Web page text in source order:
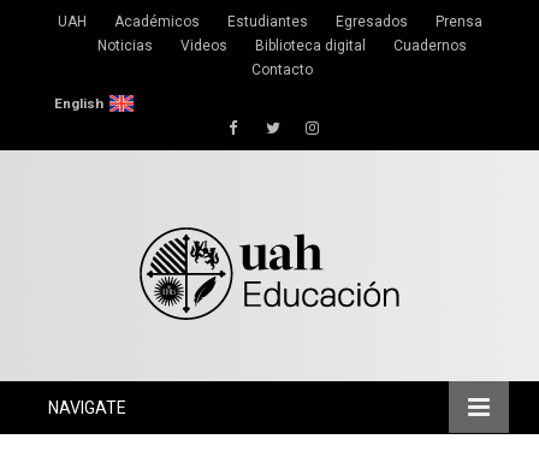
UAH Académicos Estudiantes Egresados
Prensa
Noticias
Videos Biblioteca digital
Cuadernos
Contacto
English
FacebookTwitterInstagram
NAVIGATE